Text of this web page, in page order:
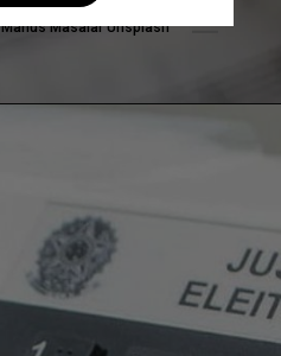
Marius Masalar Unsplash